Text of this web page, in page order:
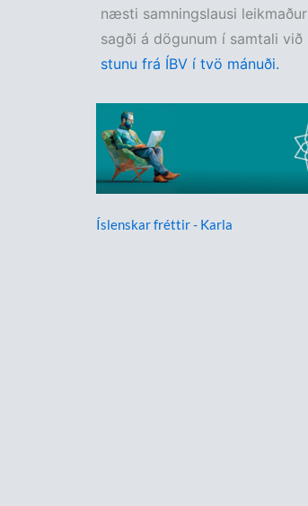
næsti samningslausi
sagði á dögunum í samtali við
stunu frá ÍBV í tvö mánuði.
Íslenskar fréttir - Karla